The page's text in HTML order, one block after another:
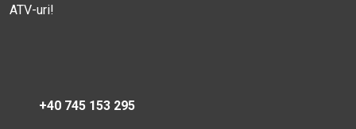
ATV-uri!
+40 745 153 295